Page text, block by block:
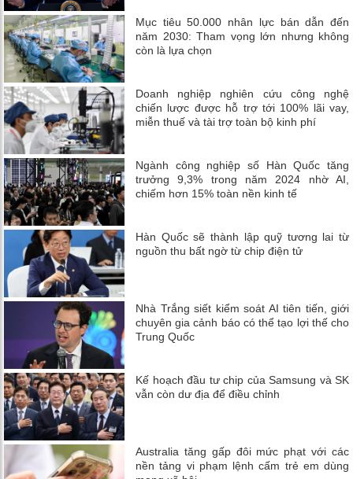
Mục tiêu 50.000 nhân lực bán dẫn đến
năm 2030: Tham vọng lớn nhưng không
còn là lựa chọn
Doanh nghiệp nghiên cứu công nghệ
chiến lược được hỗ trợ tới 100% lãi vay,
miễn thuế và tài trợ toàn bộ kinh phí
Ngành công nghiệp số Hàn Quốc tăng
trưởng 9,3% trong năm 2024 nhờ AI,
chiếm hơn 15% toàn nền kinh tế
Hàn Quốc sẽ thành lập quỹ tương lai từ
nguồn thu bất ngờ từ chip điện tử
Nhà Trắng siết kiểm soát AI tiên tiến, giới
chuyên gia cảnh báo có thể tạo lợi thế cho
Trung Quốc
Kế hoạch đầu tư chip của Samsung và SK
vẫn còn dư địa để điều chỉnh
Australia tăng gấp đôi mức phạt với các
nền tảng vi phạm lệnh cấm trẻ em dùng